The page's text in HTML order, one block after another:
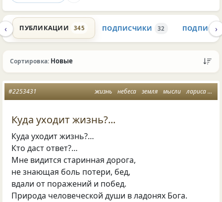
ПУБЛИКАЦИИ 345 ПОДПИСЧИКИ 32 ПОДПИСКИ
‹ ›
Сортировка: Новые
жизнь небеса земля мысли лариса стародубец
#2253431
Куда уходит жизнь?...
Куда уходит жизнь?…
Кто даст ответ?…
Мне видится старинная дорога,
не знающая боль потери, бед,
вдали от поражений и побед.
Природа человеческой души в ладонях Бога.